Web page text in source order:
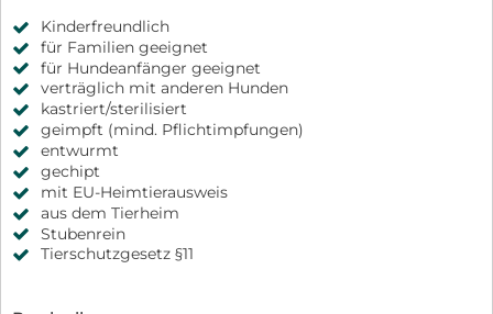
Kinderfreundlich
für Familien geeignet
für Hundeanfänger geeignet
verträglich mit anderen Hunden
kastriert/sterilisiert
geimpft (mind. Pflichtimpfungen)
entwurmt
gechipt
mit EU-Heimtierausweis
aus dem Tierheim
Stubenrein
Tierschutzgesetz §11